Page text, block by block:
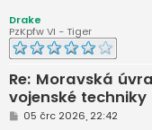
Drake
PzKpfw VI - Tiger
Re: Moravská
vojenské techniky
P05 črc 2026, 22:42